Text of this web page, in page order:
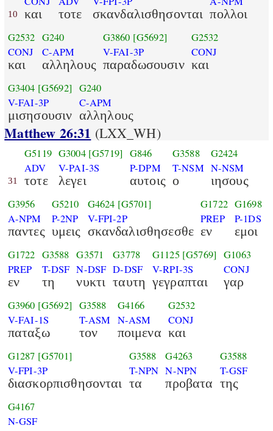
10 και τοτε σκανδαλισθησονται πολλοι
G2532
CONJ
και
G240
C-APM
αλληλους
G3860 [G5692]
V-FAI-3P
παραδωσουσιν
G2532
CONJ
και
G3404 [G5692]
V-FAI-3P
μισησουσιν
G240
C-APM
αλληλους
Matthew 26:31 (LXX_WH)
31
G5119
ADV
τοτε
G3004 [G5719]
V-PAI-3S
λεγει
G846
P-DPM
αυτοις
G3588
T-NSM
ο
G2424
N-NSM
ιησους
G3956
A-NPM
παντες
G5210
P-2NP
υμεις
G4624 [G5701]
V-FPI-2P
σκανδαλισθησεσθε
G1722
PREP
εν
G1698
P-1DS
εμοι
G1722
PREP
εν
G3588
T-DSF
τη
G3571
N-DSF
νυκτι
G3778
D-DSF
ταυτη
G1125 [G5769]
V-RPI-3S
γεγραπται
G1063
CONJ
γαρ
G3960 [G5692]
V-FAI-1S
παταξω
G3588
T-ASM
τον
G4166
N-ASM
ποιμενα
G2532
CONJ
και
G1287 [G5701]
V-FPI-3P
διασκορπισθησονται
G3588
T-NPN
τα
G4263
N-NPN
προβατα
G3588
T-GSF
της
G4167
N-GSF